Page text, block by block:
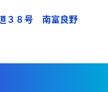
３８号 南富良野